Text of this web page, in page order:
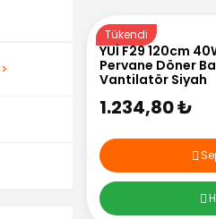
Tükendi
YUİ F29 120cm
Pervane Döner
Vantilatör Siyah
1.234,80 ₺